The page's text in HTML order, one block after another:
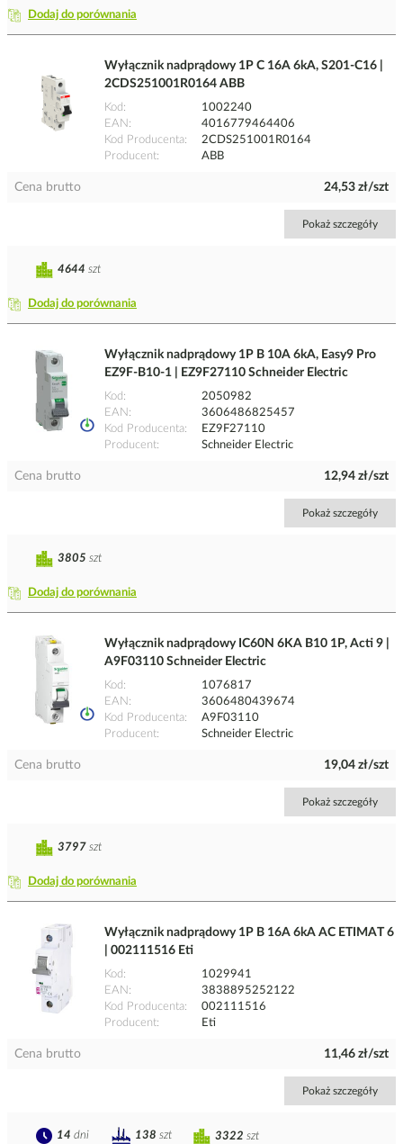
Dodaj do porównania
Wyłącznik nadprądowy 1P C 16A 6kA, S201-C16 |
2CDS251001R0164 ABB
Kod
1002240
EAN
4016779464406
Kod Producenta
2CDS251001R0164
Producent
ABB
Cena brutto 24,53 zł/szt
Pokaż szczegóły
Dodaj do porównania
4644 szt
Wyłącznik nadprądowy 1P B 10A 6kA, Easy9 Pro
EZ9F-B10-1 | EZ9F27110 Schneider Electric
Kod
2050982
EAN
3606486825457
Kod Producenta
EZ9F27110
Producent
Schneider Electric
Cena brutto 12,94 zł/szt
Pokaż szczegóły
Dodaj do porównania
3805 szt
Wyłącznik nadprądowy IC60N 6KA B10 1P, Acti 9 |
A9F03110 Schneider Electric
Kod
1076817
EAN
3606480439674
Kod Producenta
A9F03110
Producent
Schneider Electric
Cena brutto 19,04 zł/szt
Pokaż szczegóły
Dodaj do porównania
3797 szt
Wyłącznik nadprądowy 1P B 16A 6kA AC ETIMAT 6
| 002111516 Eti
Kod
1029941
EAN
3838895252122
Kod Producenta
002111516
Producent
Eti
Cena brutto 11,46 zł/szt
Pokaż szczegóły
3322 szt
14 dni 138 szt